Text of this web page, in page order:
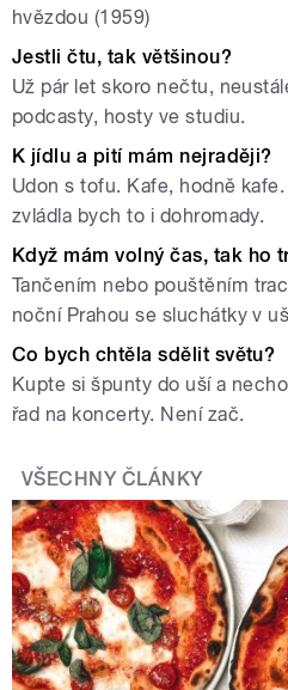
hvězdou (1959)
Jestli čtu, tak většinou?
Už pár let skoro nečtu,
podcasty, hosty ve studiu.
K jídlu a pití mám nejraději?
Udon s tofu. Kafe, hodně
zvládla bych to i dohromady.
Když mám volný čas, tak ho
Tančením nebo pouštěním
noční Prahou se sluchátky v
Co bych chtěla sdělit světu?
Kupte si špunty do uší a
řad na koncerty. Není zač.
VŠECHNY ČLÁNKY